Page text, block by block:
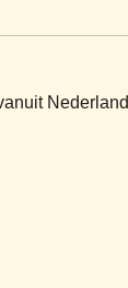
Nederland